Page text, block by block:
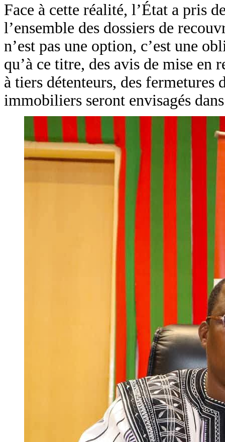
Face à cette réalité, l’État a pris
l’ensemble des dossiers de
n’est pas une option, c’est une
qu’à ce titre, des avis de mise en
à tiers détenteurs, des fermetures
immobiliers seront envisagés